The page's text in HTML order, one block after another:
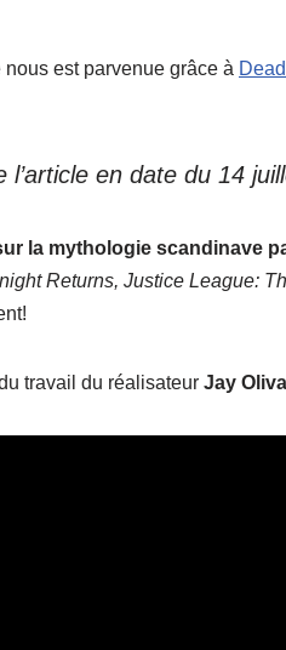
nous est parvenue grâce à
l’article en date du 14
la mythologie scandinave
Returns, Justice League:
travail du réalisateur Jay Oliva